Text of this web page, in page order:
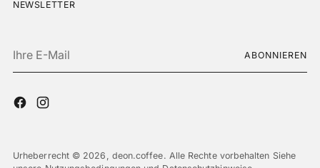
NEWSLETTER
E-
ABONNIEREN
Urheberrecht © 2026, deon.coffee. Alle Rechte vorbehalten Siehe